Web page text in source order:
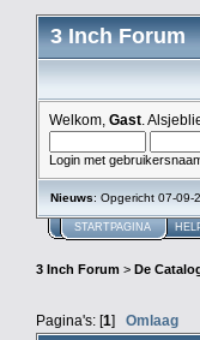
3 Inch Forum
Welkom, Gast .
Login met
Nieuws: Opgericht 07-09-
STARTPAGINA
3 Inch Forum > De
Pagina's: [1] Omlaag